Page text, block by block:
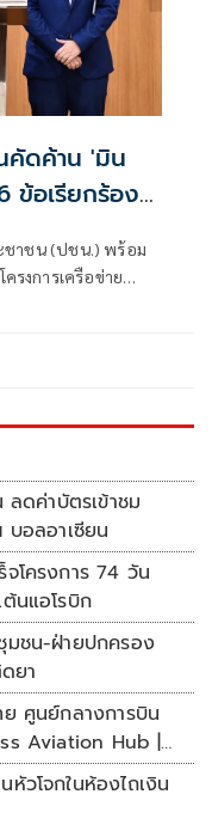
คัดค้าน 'มิน
ข้อเรียกร้อง
ชาชน (ปชน.) พร้อม
รงการเครือข่าย
ลดค่าบัตรเข้าชม
อลอาเซียน
จโครงการ 74 วัน
นแอโรบิก
มชน-ฝ่ายปกครอง
ยา
ย ศูนย์กลางการบิน
Aviation Hub |
าห์
วโจกในห้องไถเงิน